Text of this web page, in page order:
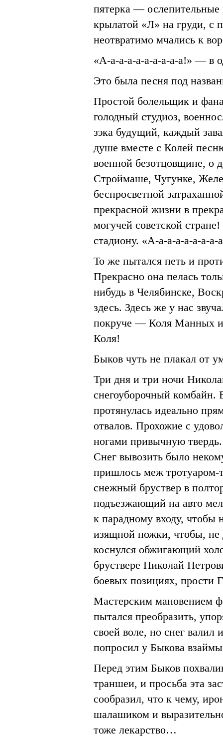
пятерка — ослепительные
крылатой «Л» на груди,
неотвратимо мчались к
«А-а-а-а-а-а-а-а-а-а!» — в
Это была песня под
Простой болельщик и
голодный студиоз,
зэка будущий, каждый
душе вместе с Колей
военной безотцовщине, о
Строймаше, Чугунке,
беспросветной
прекрасной жизни в
могучей советской
стадиону. «А-а-а-а-а-а-а-
То же пытался петь и
Прекрасно она пелась
нибудь в Челябинске,
здесь. Здесь же у нас
покруче — Коля Манных и
Коля!
Быков чуть не плакал от
Три дня и три ночи
снегоуборочный комбайн.
протянулась идеально
отвалов. Прохожие с
ногами привычную
Снег вывозить было
пришлось меж тротуаром-
снежный бруствер в
подъезжающий на авто
к парадному входу, чтобы
изящной ножки, чтобы, не
коснулся обжигающий
бруствере Николай
боевых позициях, прости
Мастерским мановением
пытался преобразить,
своей воле, но снег
попросил у Быкова
Перед этим Быков
траншеи, и просьба эта
сообразил, что к чему,
шалашиком и
тоже лекарство…